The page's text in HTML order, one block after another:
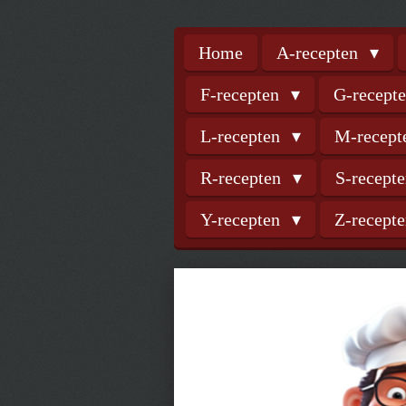
Home A-recepten
F-recepten G-
L-recepten M-
R-recepten S-
Y-recepten Z-